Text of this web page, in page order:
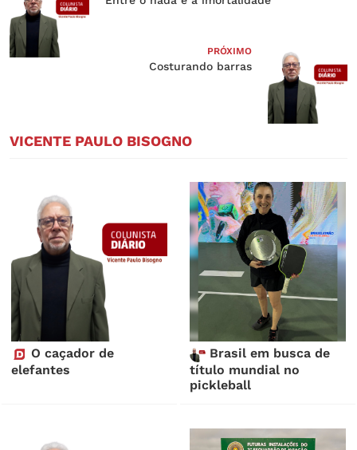
PRÓXIMO
Costurando barras
VICENTE PAULO BISOGNO
O caçador de
elefantes
Brasil em busca de
título mundial no
pickleball